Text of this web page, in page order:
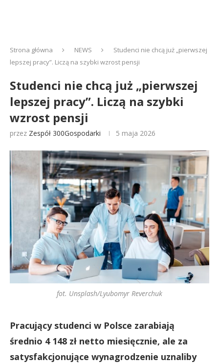
Strona główna NEWS
Studenci nie chcą już „pierwszej
lepszej pracy”. Liczą na szybki wzrost pensji
Studenci nie chcą już „pierwszej
lepszej pracy”. Liczą na szybki
wzrost pensji
przez Zespół 300Gospodarki 5 maja 2026
fot. Unsplash/Lyubomyr Reverchuk
Pracujący studenci w Polsce zarabiają
średnio 4 148 zł netto miesięcznie, ale za
satysfakcjonujące wynagrodzenie uznaliby